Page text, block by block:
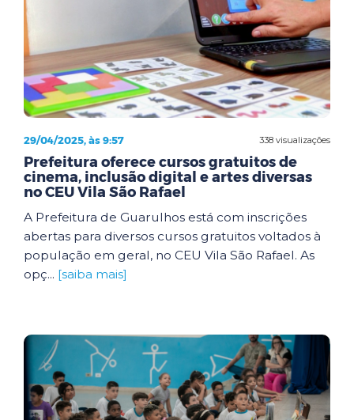
338 visualizações
29/04/2025, às 9:57
Prefeitura oferece cursos gratuitos de
cinema, inclusão digital e artes diversas
no CEU Vila São Rafael
A Prefeitura de Guarulhos está com inscrições
abertas para diversos cursos gratuitos voltados à
população em geral, no CEU Vila São Rafael. As
opç... [saiba mais]